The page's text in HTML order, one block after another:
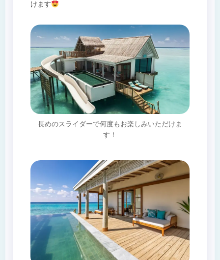
けます
長めのスライダーで何度もお楽しみいただけま
す！